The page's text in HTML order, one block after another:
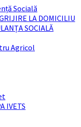
Socială
LA DOMICILIU
SOCIALĂ
Agricol
IVETS